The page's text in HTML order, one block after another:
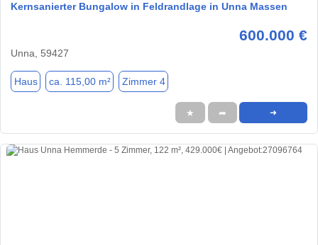
Kernsanierter Bungalow in Feldrandlage in Unna Massen
600.000 €
Unna, 59427
Haus ca. 115,00 m² Zimmer 4
★ ➦ ➜